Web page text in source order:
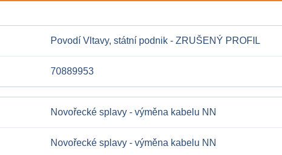
Povodí Vltavy, státní podnik - ZRUŠENÝ PROFIL
70889953
Novořecké splavy - výměna kabelu NN
Novořecké splavy - výměna kabelu NN